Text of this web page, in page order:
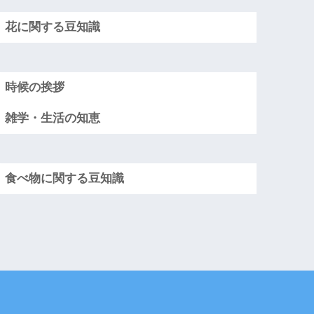
花に関する豆知識
時候の挨拶
雑学・生活の知恵
食べ物に関する豆知識